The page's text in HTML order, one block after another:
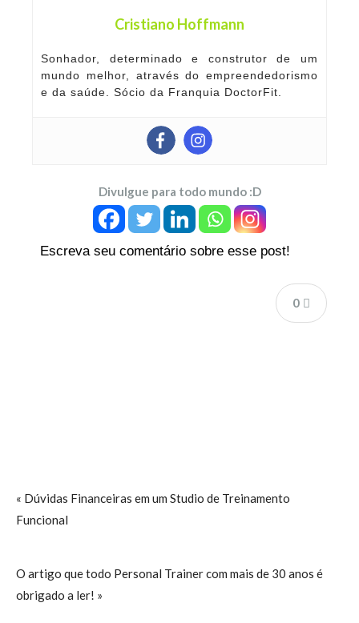
Cristiano Hoffmann
Sonhador, determinado e construtor de um
mundo melhor, através do empreendedorismo
e da saúde. Sócio da Franquia DoctorFit.
Divulgue para todo mundo :D
Escreva seu comentário sobre esse post!
0
« Dúvidas Financeiras em um Studio de Treinamento
Funcional
O artigo que todo Personal Trainer com mais de 30 anos é
obrigado a ler! »